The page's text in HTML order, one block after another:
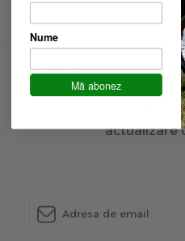
Aboneaza-
Fii primul care afla
actualizare
Nume
Mă abonez